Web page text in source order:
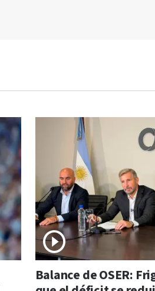
Balance de OSER: